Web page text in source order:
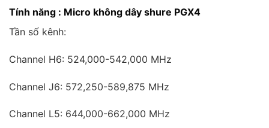
Tính năng : Micro không dây shure PGX4
Tần số kênh:
Channel H6: 524,000-542,000 MHz
Channel J6: 572,250-589,875 MHz
Channel L5: 644,000-662,000 MHz